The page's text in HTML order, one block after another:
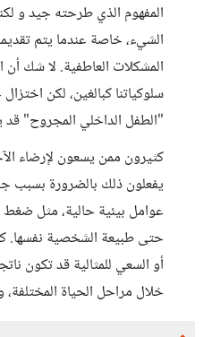
المفهوم الذي طرحته جيد و
الشيء، خاصة عندما يتم
المشكلات العاطفية. لا شك أن
سلوكياتنا كبالغين، لكن
"الطفل الداخلي المجروح"
كثيرون ممن يسعون لإرضاء
يفعلون ذلك بالضرورة بسبب
عوامل بيئية حالية، مثل ضغط
حتى طبيعة الشخصية نفسها.
أو السعي للمثالية قد تكون
خلال مراحل الحياة